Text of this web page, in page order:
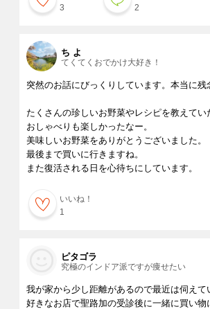
3
2
ち よ
てくてくおでかけ大好き！
突然のお話にびっくりしています。本当に残
たくさんの珍しいお野菜やレシピを教えてい
おしゃべりも楽しかったなー。
美味しいお野菜をありがとうございました。
最後まで買いに行きますね。
また復活される日を心待ちにしています。
いいね！
1
ピタゴラ
究極のインドア派ですが痩せたい
我が家から少し距離があるので最近は伺え
好きなお店で聖路加の受診後に一緒に買い